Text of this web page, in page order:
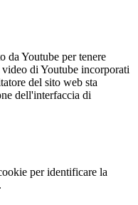
da Youtube per tenere
di Youtube incorporati
del sito web sta
dell'interfaccia di
per identificare la